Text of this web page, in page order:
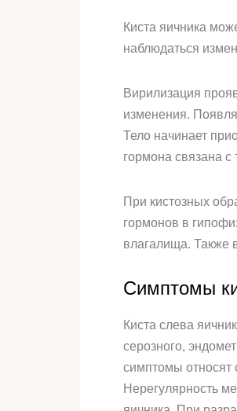
Киста яичника
наблюдаться
Вирилизация
изменения.
Тело начинает
гормона связана с
При кистозных
гормонов в
влагалища. Также
Симптомы
Киста слева
серозного,
симптомы относят
Нерегулярность